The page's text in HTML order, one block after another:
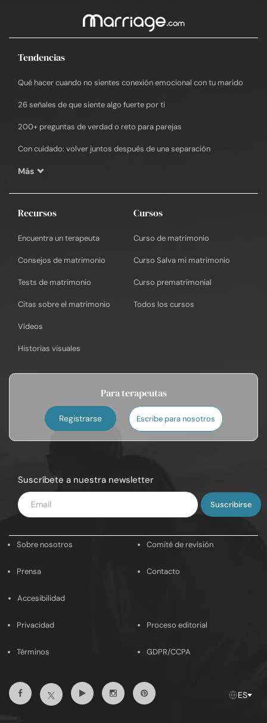
Tendencias
Qué hacer cuando no sientes conexión emocional con tu marido
26 señales de que siente algo fuerte por ti
200+ preguntas de verdad o reto para parejas
Con cuidado: volver juntos después de una separación
Más
Recursos
Encuentra un terapeuta
Consejos de matrimonio
Tests de matrimonio
Citas sobre el matrimonio
Vídeos
Historias visuales
Cursos
Curso de matrimonio
Curso Salva mi matrimonio
Curso prematrimonial
Todos los cursos
Para terapeutas
Registrarse Escribe para nosotros
Suscríbete a nuestra newsletter
Introduce
tu
Sobre nosotros Comité de revisión
Prensa Contacto
Accesibilidad
Privacidad Proceso editorial
Términos GDPR/CCPA
FacebookTwitterYoutubeInstagramPinterest ES